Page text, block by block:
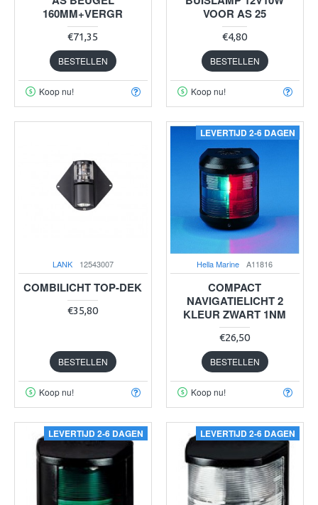
160MM+VERGR
€71,35
BESTELLEN
Koop nu!
VOOR AS 25
€4,80
BESTELLEN
Koop nu!
LANK 12543007
COMBILICHT TOP-DEK
€35,80
BESTELLEN
Koop nu!
LEVERTIJD 2-6 DAGEN
Hella Marine A11816
COMPACT
NAVIGATIELICHT 2
KLEUR ZWART 1NM
€26,50
BESTELLEN
Koop nu!
LEVERTIJD 2-6 DAGEN LEVERTIJD 2-6 DAGEN